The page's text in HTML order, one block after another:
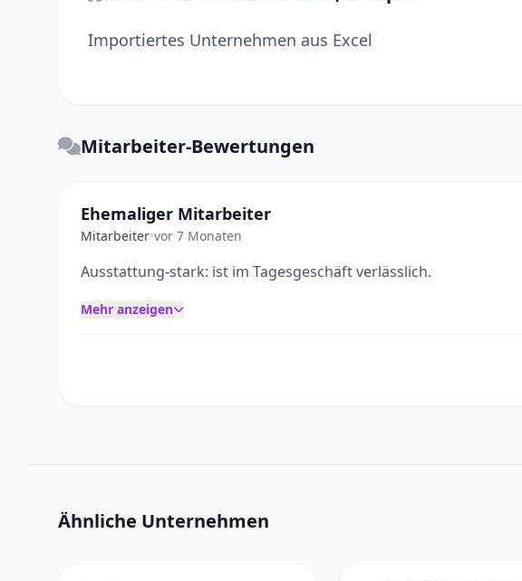
Importiertes Unternehmen aus Excel
Mitarbeiter-Bewertungen
Ehemaliger Mitarbeiter
Mitarbeiter•vor 7 Monaten
Ausstattung-stark: ist im Tagesgeschäft verlässlich.
Mehr anzeigen
Ähnliche Unternehmen